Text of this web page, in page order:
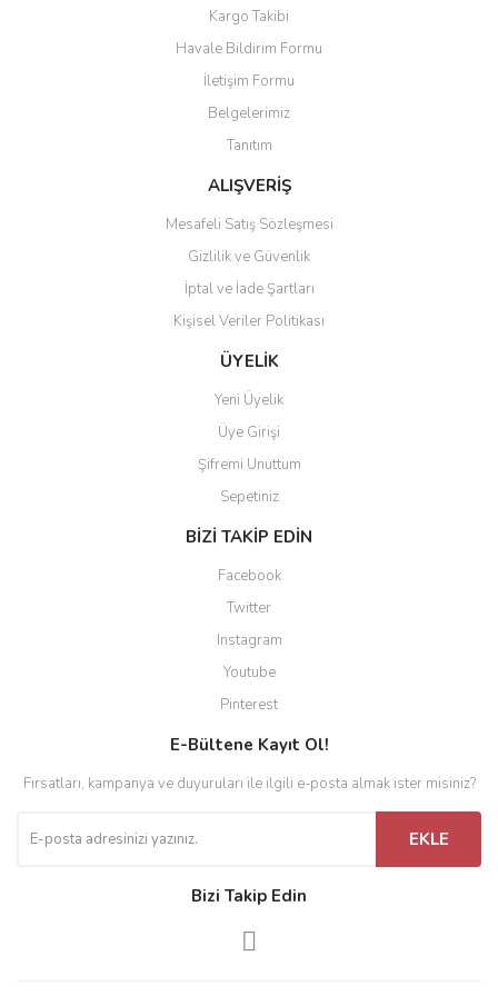
Kargo Takibi
Havale Bildirim Formu
İletişim Formu
Belgelerimiz
Tanıtım
ALIŞVERİŞ
Mesafeli Satış Sözleşmesi
Gizlilik ve Güvenlik
İptal ve İade Şartları
Kişisel Veriler Politikası
ÜYELİK
Yeni Üyelik
Üye Girişi
Şifremi Unuttum
Sepetiniz
BİZİ TAKİP EDİN
Facebook
Twitter
Instagram
Youtube
Pinterest
E-Bültene Kayıt Ol!
Fırsatları, kampanya ve duyuruları ile ilgili e-posta almak ister misiniz?
EKLE
Bizi Takip Edin